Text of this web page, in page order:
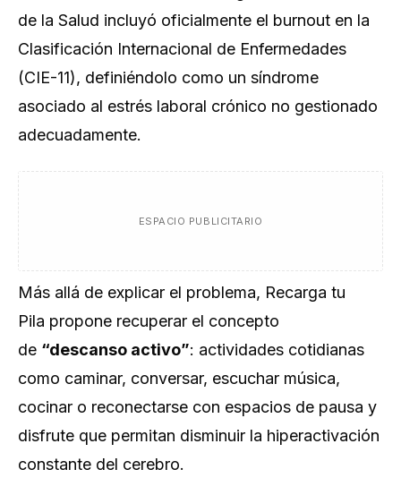
de la Salud incluyó oficialmente el burnout en la
Clasificación Internacional de Enfermedades
(CIE-11), definiéndolo como un síndrome
asociado al estrés laboral crónico no gestionado
adecuadamente.
ESPACIO PUBLICITARIO
Más allá de explicar el problema, Recarga tu
Pila propone recuperar el concepto
de “descanso activo”: actividades cotidianas
como caminar, conversar, escuchar música,
cocinar o reconectarse con espacios de pausa y
disfrute que permitan disminuir la hiperactivación
constante del cerebro.